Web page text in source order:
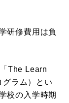
研修費用は負
The Learn
ラム）とい
校の入学時期